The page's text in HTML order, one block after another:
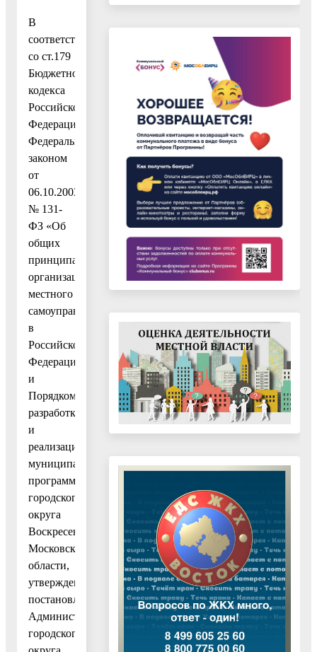
В
соответствии
со ст.179
Бюджетного
кодекса
Российской
Федерации,
Федеральным
законом
от
06.10.2003
№ 131-
ФЗ «Об
общих
принципах
организации
местного
самоуправления
в
Российской
Федерации»
и
Порядком
разработки
и
реализации
муниципальных
программ
городского
округа
Воскресенск
Московской
области,
утвержденным
постановлением
Администрации
городского